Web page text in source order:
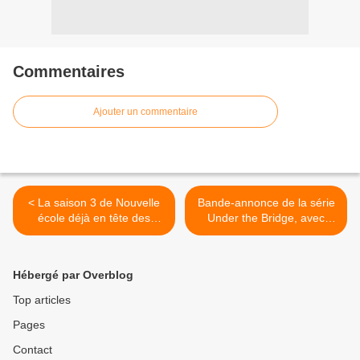
Commentaires
Ajouter un commentaire
< La saison 3 de Nouvelle
école déjà en tête des
visionnages sur Netflix
Bande-annonce de la série
Under the Bridge, avec
Vritika Gupta, Riley Keough,
Hébergé par Overblog
Top articles
Pages
Contact